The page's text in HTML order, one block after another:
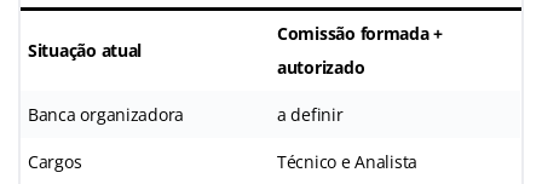
Situação atual
Comissão formada +
autorizado
Banca organizadora a definir
Cargos Técnico e Analista